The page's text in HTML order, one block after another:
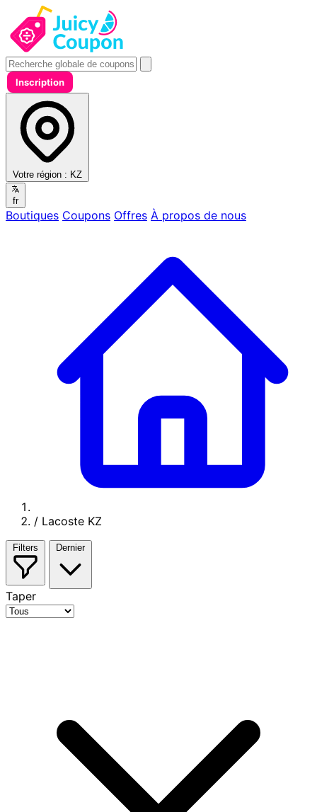
Inscription
Votre région : KZ
fr
Boutiques Coupons Offres À propos de nous
/ Lacoste KZ
Filters Dernier
Taper